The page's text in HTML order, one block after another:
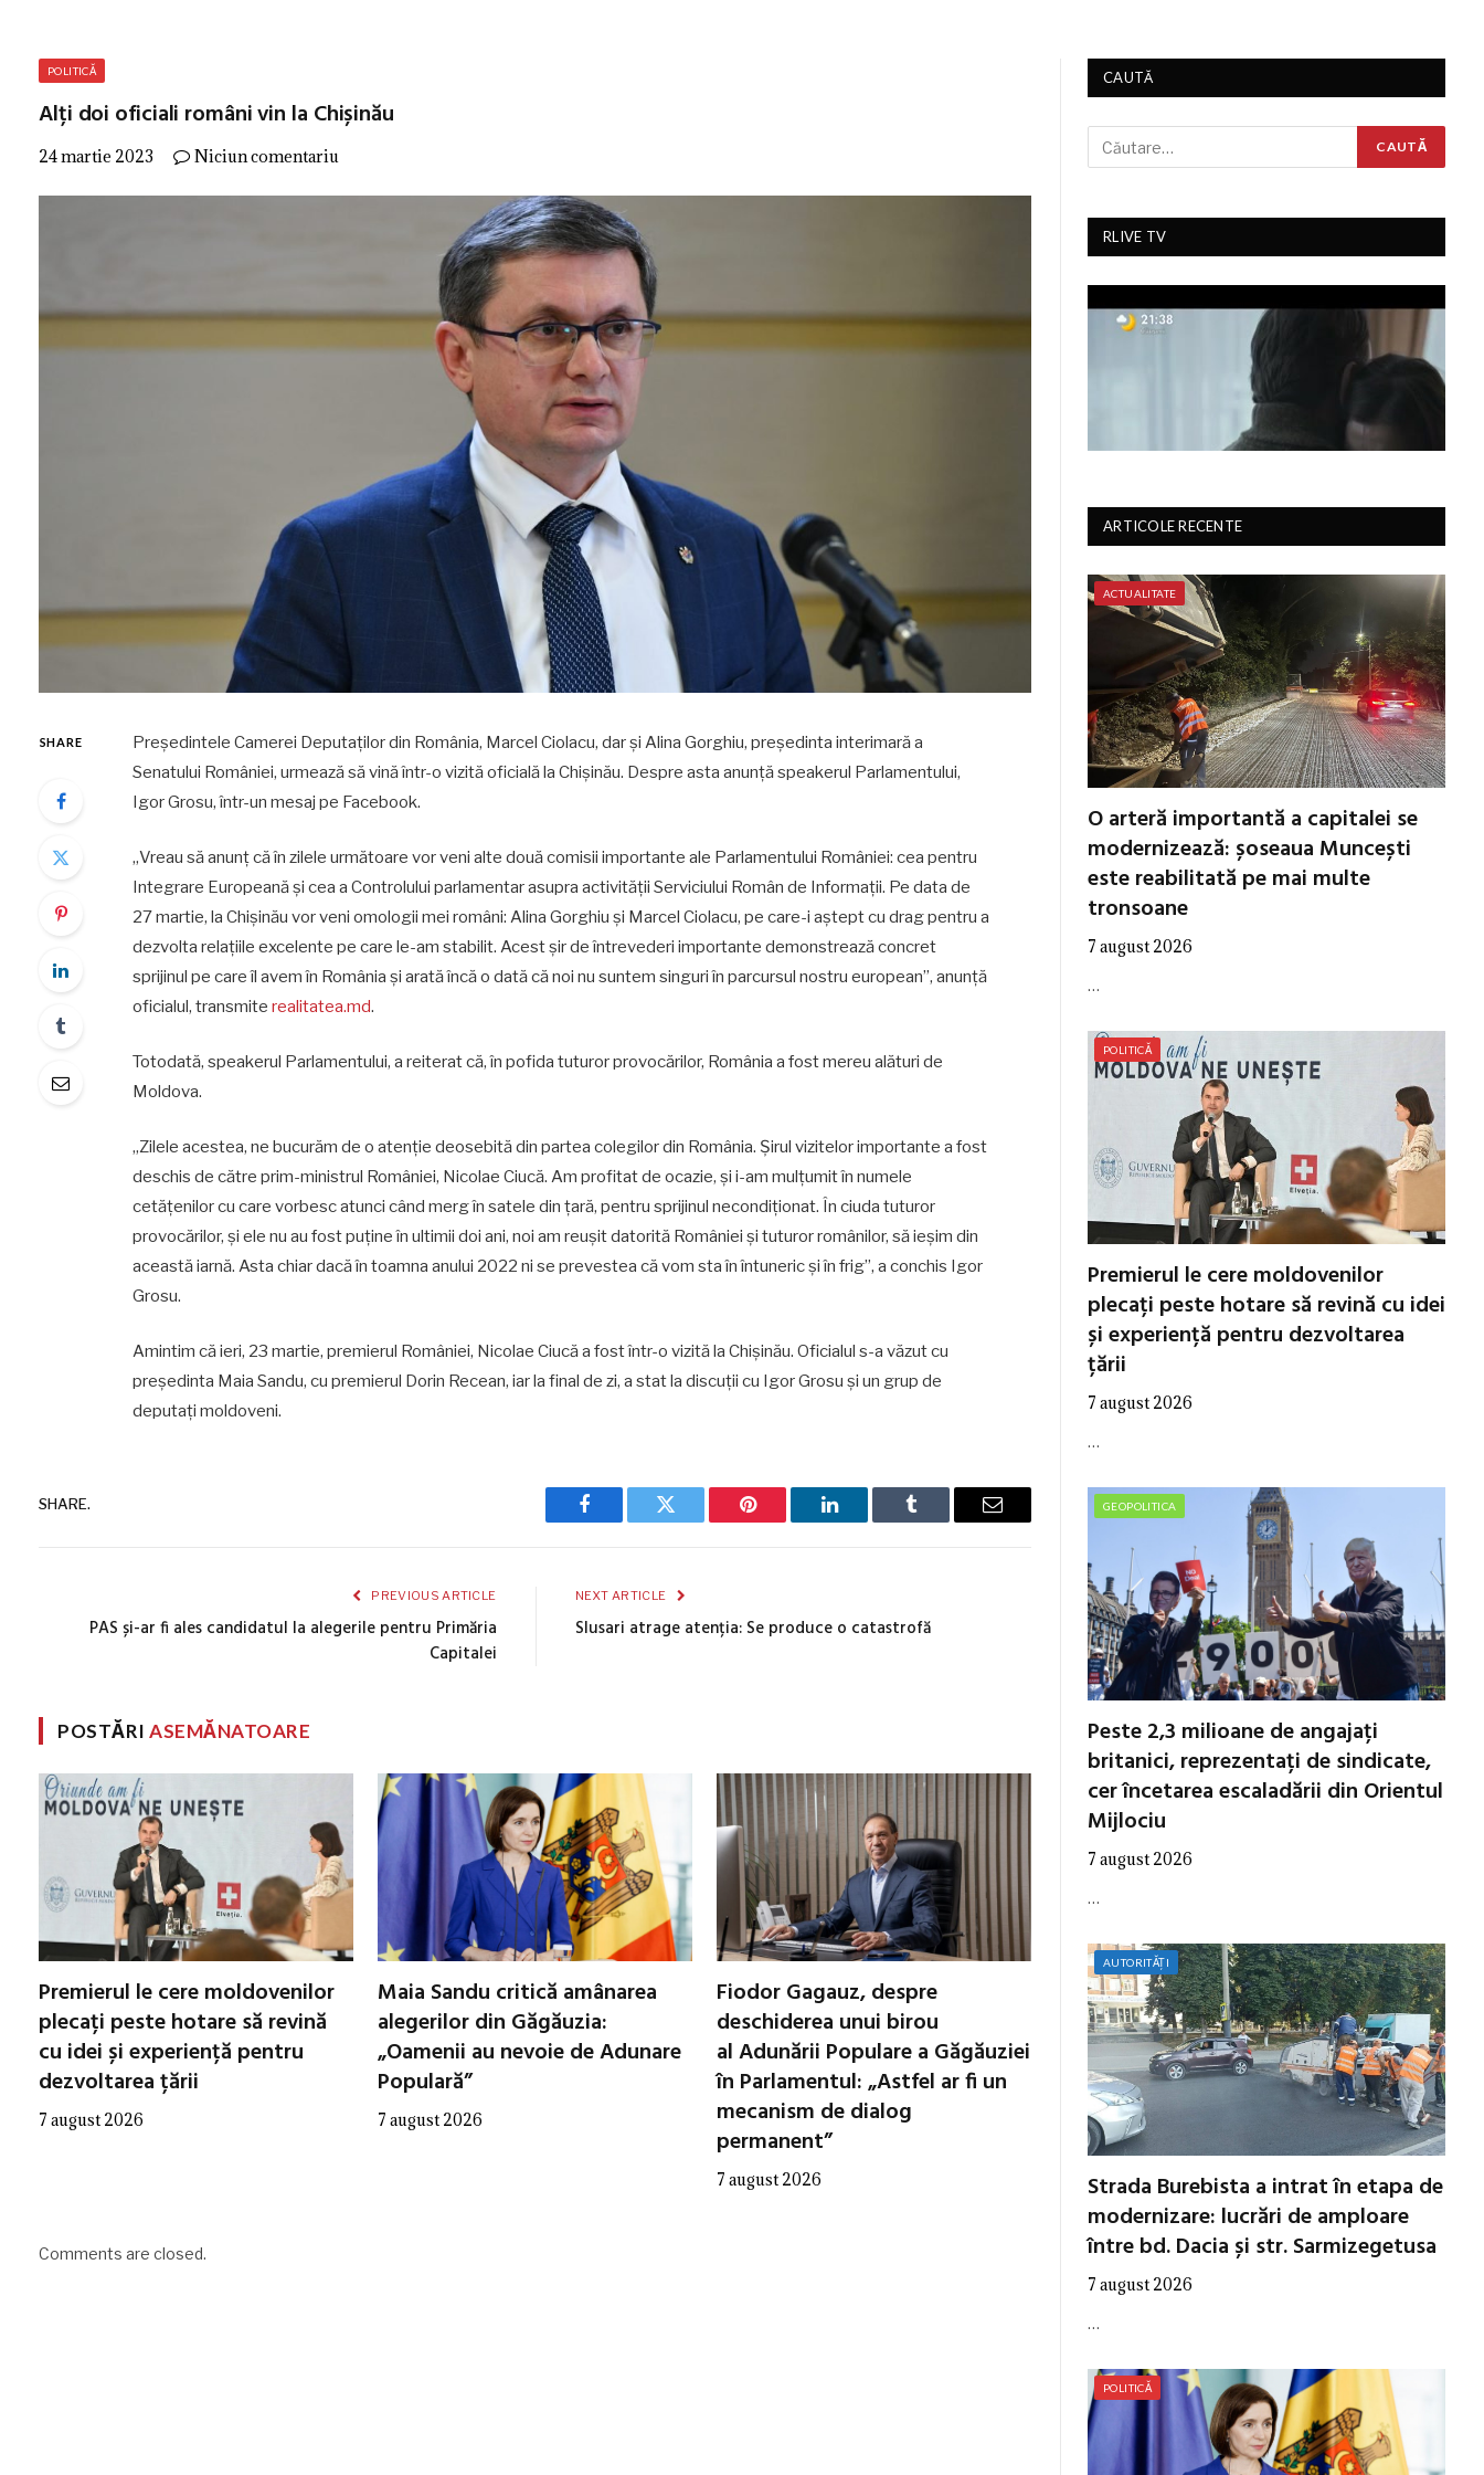
POLITICĂ
Alți doi oficiali români vin la Chișinău
24 martie 2023 Niciun comentariu
SHARE
Președintele Camerei Deputaților din România, Marcel Ciolacu, dar și Alina Gorghiu, președinta interimară a
Senatului României, urmează să vină într-o vizită oficială la Chișinău. Despre asta anunță speakerul Parlamentului,
Igor Grosu, într-un mesaj pe Facebook.
„Vreau să anunț că în zilele următoare vor veni alte două comisii importante ale Parlamentului României: cea pentru
Integrare Europeană și cea a Controlului parlamentar asupra activității Serviciului Român de Informații. Pe data de
27 martie, la Chișinău vor veni omologii mei români: Alina Gorghiu și Marcel Ciolacu, pe care-i aștept cu drag pentru a
dezvolta relațiile excelente pe care le-am stabilit. Acest șir de întrevederi importante demonstrează concret
sprijinul pe care îl avem în România și arată încă o dată că noi nu suntem singuri în parcursul nostru european”, anunță
oficialul, transmite realitatea.md.
Totodată, speakerul Parlamentului, a reiterat că, în pofida tuturor provocărilor, România a fost mereu alături de
Moldova.
„Zilele acestea, ne bucurăm de o atenție deosebită din partea colegilor din România. Șirul vizitelor importante a fost
deschis de către prim-ministrul României, Nicolae Ciucă. Am profitat de ocazie, și i-am mulțumit în numele
cetățenilor cu care vorbesc atunci când merg în satele din țară, pentru sprijinul necondiționat. În ciuda tuturor
provocărilor, și ele nu au fost puține în ultimii doi ani, noi am reușit datorită României și tuturor românilor, să ieșim din
această iarnă. Asta chiar dacă în toamna anului 2022 ni se prevestea că vom sta în întuneric și în frig”, a conchis Igor
Grosu.
Amintim că ieri, 23 martie, premierul României, Nicolae Ciucă a fost într-o vizită la Chișinău. Oficialul s-a văzut cu
președinta Maia Sandu, cu premierul Dorin Recean, iar la final de zi, a stat la discuții cu Igor Grosu și un grup de
deputați moldoveni.
SHARE.
Facebook Twitter Pinterest LinkedIn Tumblr Email
PREVIOUS ARTICLE
PAS și-ar fi ales candidatul la alegerile pentru Primăria
Capitalei
NEXT ARTICLE
Slusari atrage atenția: Se produce o catastrofă
POSTĂRIASEMĂNATOARE
Premierul le cere moldovenilor
plecați peste hotare să revină
cu idei și experiență pentru
dezvoltarea țării
7 august 2026
Maia Sandu critică amânarea
alegerilor din Găgăuzia:
„Oamenii au nevoie de Adunare
Populară”
7 august 2026
Fiodor Gagauz, despre
deschiderea unui birou
al Adunării Populare a Găgăuziei
în Parlamentul: „Astfel ar fi un
mecanism de dialog
permanent”
7 august 2026
Comments are closed.
CAUTĂ
RLIVE TV
ARTICOLE RECENTE
ACTUALITATE
O arteră importantă a capitalei se
modernizează: șoseaua Muncești
este reabilitată pe mai multe
tronsoane
7 august 2026
…
POLITICĂ
Premierul le cere moldovenilor
plecați peste hotare să revină cu idei
și experiență pentru dezvoltarea
țării
7 august 2026
…
GEOPOLITICA
Peste 2,3 milioane de angajați
britanici, reprezentați de sindicate,
cer încetarea escaladării din Orientul
Mijlociu
7 august 2026
…
AUTORITĂȚI
Strada Burebista a intrat în etapa de
modernizare: lucrări de amploare
între bd. Dacia și str. Sarmizegetusa
7 august 2026
…
POLITICĂ